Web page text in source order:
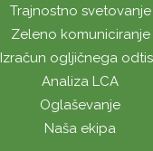
Trajnostno svetovanje
Zeleno komuniciranje
Izračun ogljičnega
Analiza LCA
Oglaševanje
Naša ekipa